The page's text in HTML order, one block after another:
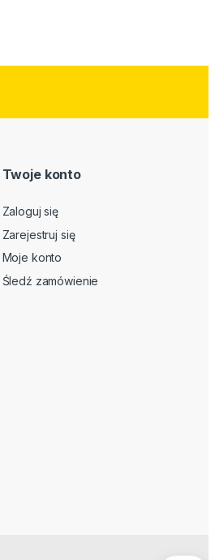
Twoje konto
Zaloguj się
Zarejestruj się
Moje konto
Śledź zamówienie